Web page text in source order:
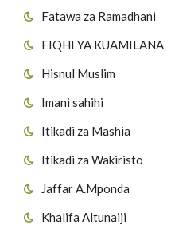
Fatawa za Ramadhani
FIQHI YA KUAMILANA
Hisnul Muslim
Imani sahihi
Itikadi za Mashia
Itikadi za Wakiristo
Jaffar A.Mponda
Khalifa Altunaiji